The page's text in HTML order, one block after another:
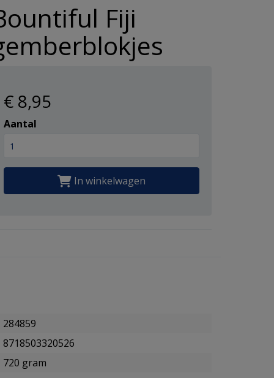
Fiji
€ 8,95
Aantal
In winkelwagen
284859
8718503320526
720 gram